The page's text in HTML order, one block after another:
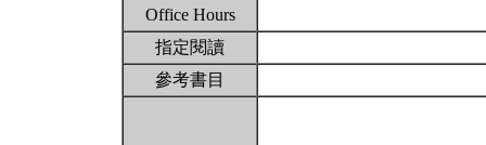
Office Hours
指定閱讀
參考書目